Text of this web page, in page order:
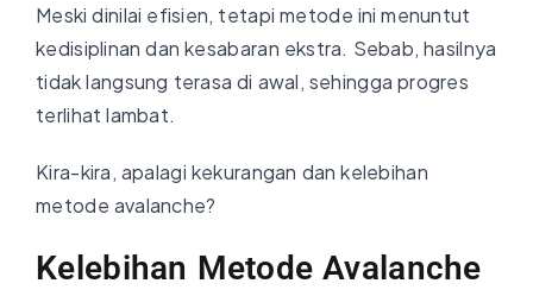
Meski dinilai efisien, tetapi metode ini menuntut
kedisiplinan dan kesabaran ekstra. Sebab, hasilnya
tidak langsung terasa di awal, sehingga progres
terlihat lambat.
Kira-kira, apalagi kekurangan dan kelebihan
metode avalanche?
Kelebihan Metode Avalanche